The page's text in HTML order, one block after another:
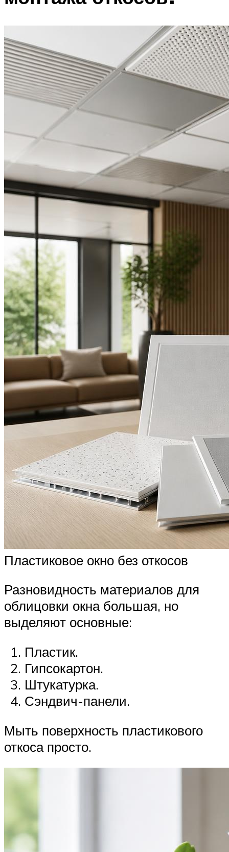
Пластиковое окно без откосов
Разновидность материалов для
облицовки окна большая, но
выделяют основные:
Пластик.
Гипсокартон.
Штукатурка.
Сэндвич-панели.
Мыть поверхность пластикового
откоса просто.